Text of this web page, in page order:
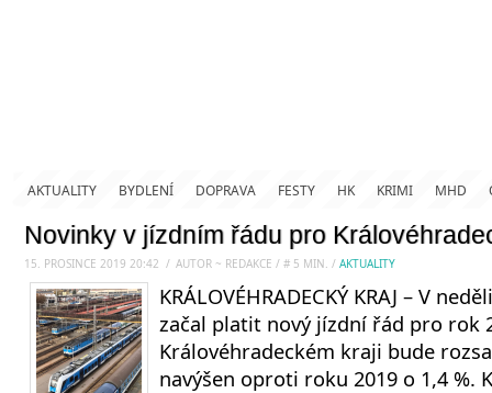
AKTUALITY BYDLENÍ DOPRAVA FESTY HK KRIMI MHD
Novinky v jízdním řádu pro
15. PROSINCE 2019 20:42 / AUTOR ~ REDAKCE / # 5 MIN. / AKTUALITY
KRÁLOVÉHRADECKÝ KRAJ – V
začal platit nový jízdní řád pro rok
Královéhradeckém kraji bude
navýšen oproti roku 2019 o 1,4 %.